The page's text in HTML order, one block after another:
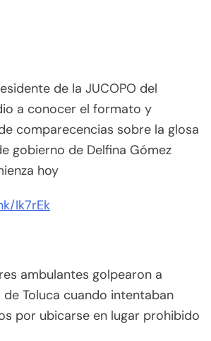
de la JUCOPO del
a conocer el formato y
comparecencias sobre la glosa
gobierno de Delfina Gómez
hoy
Ik7rEk
ambulantes golpearon a
Toluca cuando intentaban
por ubicarse en lugar prohibido